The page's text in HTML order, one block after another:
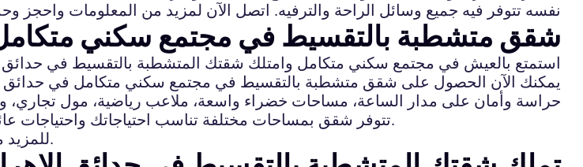
نفسه تتوفر فيه جميع وسائل الراحة والترفيه. اتصل الآن لمزيد من المعلومات واحجز
شقق متشطبة بالتقسيط في مجتمع سكني متكامل
استمتع بالعيش في مجتمع سكني متكامل وامتلك شقتك المتشطبة بالتقسيط في حدائق
يمكنك الآن الحصول على شقق متشطبة بالتقسيط في مجتمع سكني متكامل في حدائق
حراسة وأمان على مدار الساعة، مساحات خضراء واسعة، ملاعب رياضية، مول تجاري،
تتوفر شقق بمساحات مختلفة تناسب احتياجاتك واحتياجات عائلتك. كما يمكنك الحصول على خطط تقسيط مرنة تناسب وضعك المالي.
للمزيد من المعلومات وللحجز يمكنك الاتصال بنا على الرقم الموضح في الإعلان.